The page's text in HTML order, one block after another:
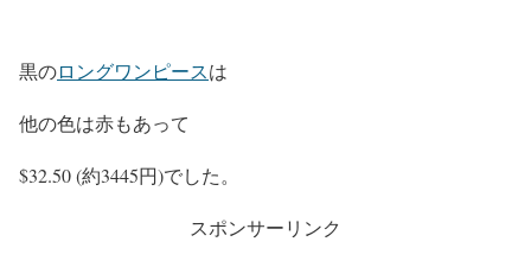
黒のロングワンピースは
他の色は赤もあって
$32.50 (約3445円)でした。
スポンサーリンク